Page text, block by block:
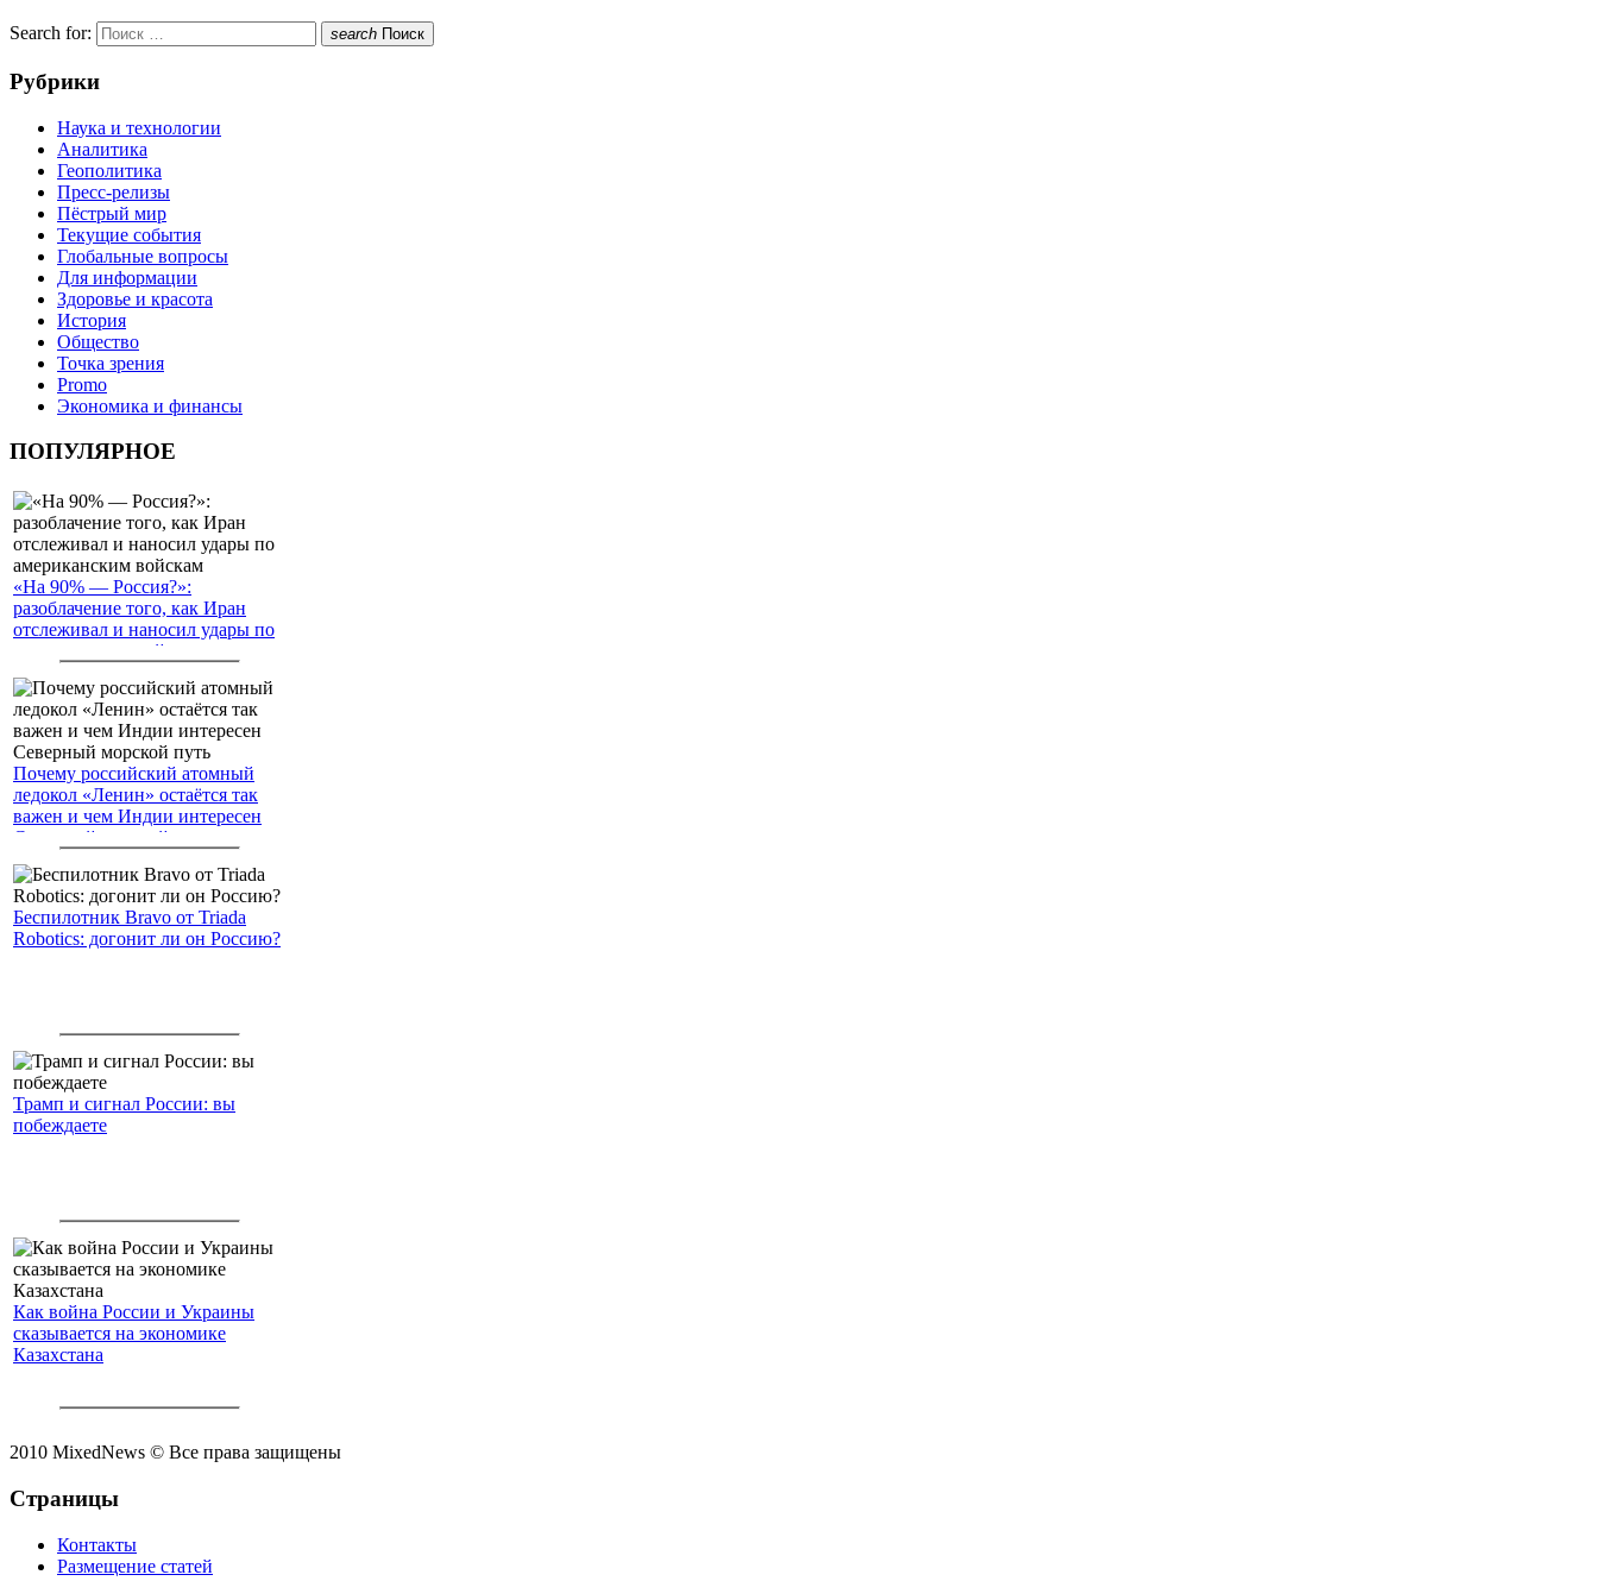
Search for: search Поиск
Рубрики
Наука и технологии
Аналитика
Геополитика
Пресс-релизы
Пёстрый мир
Текущие события
Глобальные вопросы
Для информации
Здоровье и красота
История
Общество
Точка зрения
Promo
Экономика и финансы
ПОПУЛЯРНОЕ
«На 90% — Россия?»:
разоблачение того, как Иран
отслеживал и наносил удары по
американским войскам
Почему российский атомный
ледокол «Ленин» остаётся так
важен и чем Индии интересен
Северный морской путь
Беспилотник Bravo от Triada
Robotics: догонит ли он Россию?
Трамп и сигнал России: вы
побеждаете
Как война России и Украины
сказывается на экономике
Казахстана
2010 MixedNews © Все права защищены
Страницы
Контакты
Размещение статей